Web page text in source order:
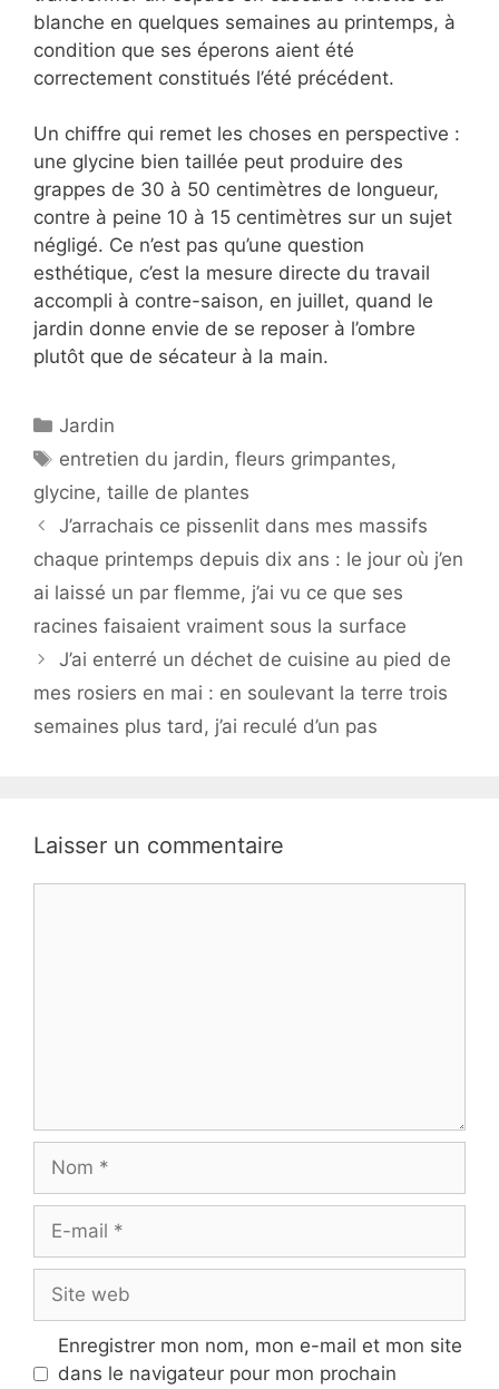
blanche en quelques semaines au printemps, à
condition que ses éperons aient été
correctement constitués l’été précédent.
Un chiffre qui remet les choses en perspective :
une glycine bien taillée peut produire des
grappes de 30 à 50 centimètres de longueur,
contre à peine 10 à 15 centimètres sur un sujet
négligé. Ce n’est pas qu’une question
esthétique, c’est la mesure directe du travail
accompli à contre-saison, en juillet, quand le
jardin donne envie de se reposer à l’ombre
plutôt que de sécateur à la main.
Catégories
Jardin
Étiquettes
entretien du jardin,fleurs grimpantes,
glycine, taille de plantes
J’arrachais ce pissenlit dans mes massifs
chaque printemps depuis dix ans : le jour où j’en
ai laissé un par flemme, j’ai vu ce que ses
racines faisaient vraiment sous la surface
J’ai enterré un déchet de cuisine au pied de
mes rosiers en mai : en soulevant la terre trois
semaines plus tard, j’ai reculé d’un pas
Laisser un commentaire
Nom
Site
web
Enregistrer mon nom, mon e-mail et mon site
dans le navigateur pour mon prochain